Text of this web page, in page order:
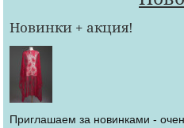
Новинки + акция!
Приглашаем за новинками -